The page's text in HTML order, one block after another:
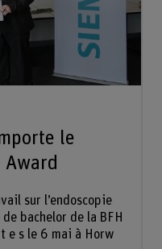
le
Award
sur l’endoscopie
bachelor de la BFH
e s le 6 mai à Horw